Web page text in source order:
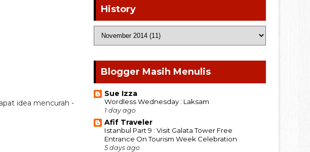
idea mencurah -
History
Blogger Masih Menulis
Sue Izza
Wordless Wednesday : Laksam
1 day ago
Afif Traveler
Istanbul Part 9 : Visit Galata Tower Free
Entrance On Tourism Week Celebration
5 days ago